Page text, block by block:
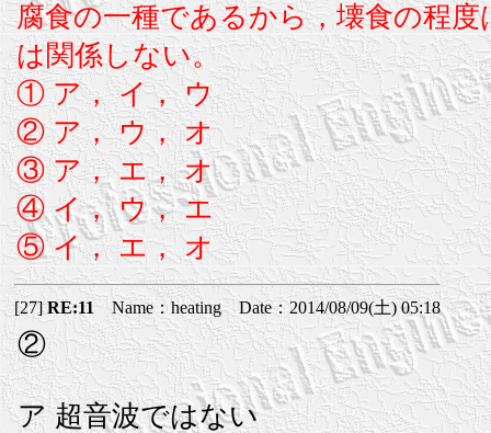
腐食の一種であるから，壊食の程
は関係しない。
① ア， イ， ウ
② ア， ウ， オ
③ ア， エ， オ
④ イ， ウ， エ
⑤ イ， エ， オ
[27]RE:11Name：heating Date：2014/08/09(土) 05:18
②
ア 超音波ではない